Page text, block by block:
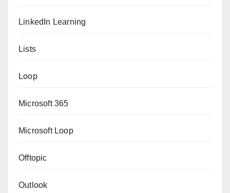
LinkedIn Learning
Lists
Loop
Microsoft 365
Microsoft Loop
Offtopic
Outlook